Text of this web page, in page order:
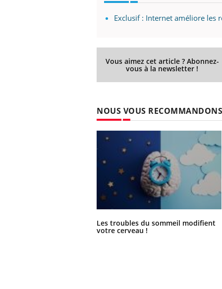
Exclusif : Internet améliore les
Vous aimez cet article ? Abonnez-
vous à la newsletter !
NOUS VOUS RECOMMANDONS
Les troubles du sommeil modifient
votre cerveau !